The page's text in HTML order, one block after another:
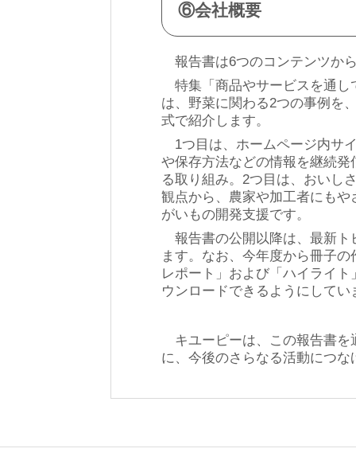
⑥会社概要
報告書は6つのコンテンツか
特集「商品やサービスを通し
は、野菜に関わる2つの事例を
式で紹介します。
1つ目は、ホームページ内サ
や保存方法などの情報を継続
る取り組み。2つ目は、おいし
観点から、農家や加工者にも
がいもの開発支援です。
報告書の公開以降は、最新ト
ます。なお、今年度から冊子
レポート」および「ハイライ
ウンロードできるようにしてい
キユーピーは、この報告書を
に、今後のさらなる活動につな